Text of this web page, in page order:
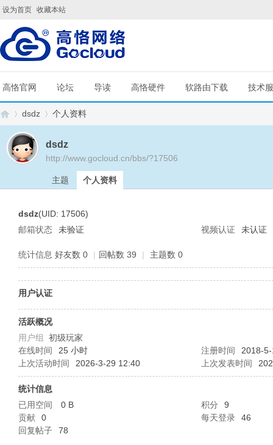
设为首页 收藏本站
高恪官网 论坛 导读 高恪硬件 软路由下载 技术
dsdz 个人资料
dsdz
http://www.gocloud.cn/bbs/?17506
主题 个人资料
dsdz(UID: 17506)
邮箱状态
未验证 视频认证 未认证
统计信息 好友数 0 | 回帖数 39 | 主题数 0
用户认证
活跃概况
用户组 初级玩家
在线时间
25 小时 注册时间
2018-
上次活动时间
2026-3-29 12:40 上次发表时间
统计信息
已用空间
0 B 积分
9
贡献
0 每天登录
46
回复帖子
78